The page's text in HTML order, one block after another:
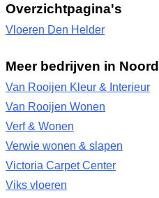
Overzichtpagina's
Vloeren Den Helder
Meer bedrijven in
Van Rooijen Kleur & Interieur
Van Rooijen Wonen
Verf & Wonen
Verwie wonen & slapen
Victoria Carpet Center
Viks vloeren